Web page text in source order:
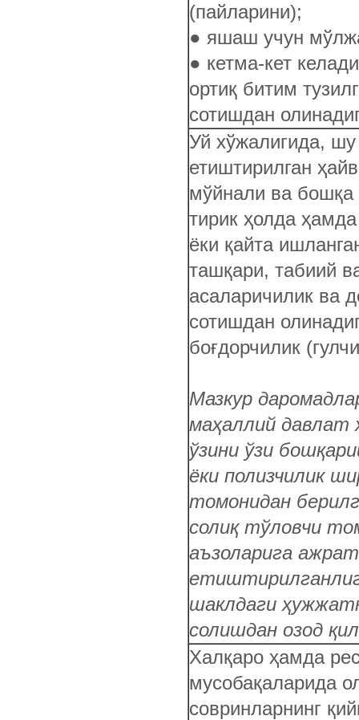
(пайларини);
● яшаш учун
● кетма-кет
ортиқ битим
сотишдан
Уй хўжалигида,
етиштирилган
мўйнали ва бошқа
тирик ҳолда
ёки қайта
ташқари, табиий
асаларичилик ва
сотишдан
боғдорчилик
Мазкур
маҳаллий давлат
ўзини ўзи
ёки полизчилик
томонидан
солиқ тўловчи
аъзоларига
шаклдаги
солишдан озод
Халқаро ҳамда
мусобақаларида
совринларнинг